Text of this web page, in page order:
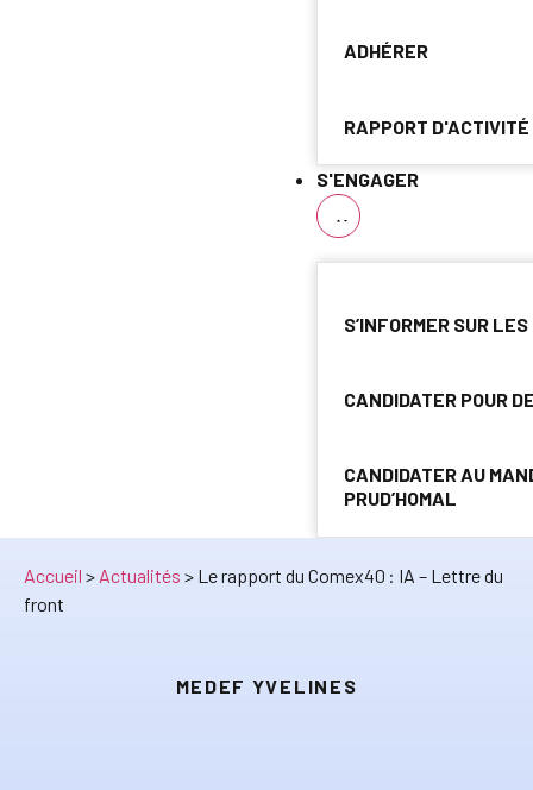
ADHÉRER
RAPPORT D'ACTIVITÉ
S'ENGAGER
S’INFORMER SUR
CANDIDATER POUR
CANDIDATER AU
PRUD’HOMAL
Accueil > Actualités > Le rapport du Comex40 : IA – Lettre du
front
MEDEF YVELINES